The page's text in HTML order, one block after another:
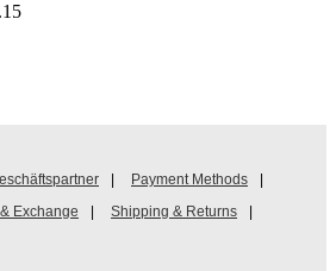
Payment Methods
Exchange Shipping & Returns